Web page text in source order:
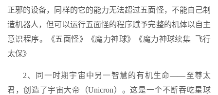
正邪的设备，同样的它的能力无法超过五面怪，不能自己制
造机器人，但可以运行五面怪的程序赋予完整的机体以自主
意识程序。《五面怪》《魔力神球》《魔力神球续集–飞行
太保》
2、同一时期宇宙中另一智慧的有机生命——至尊太
君，创造了宇宙大帝（Unicron）。这是一个不断吞吃星球